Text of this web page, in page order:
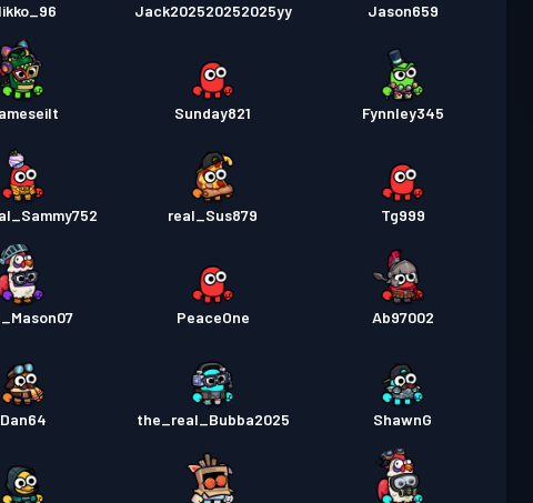
Jack202520252025yy Jason659
Sunday821 Fynnley345
real_Sus879 Tg999
PeaceOne Ab97002
Dan64 the_real_Bubba2025 ShawnG